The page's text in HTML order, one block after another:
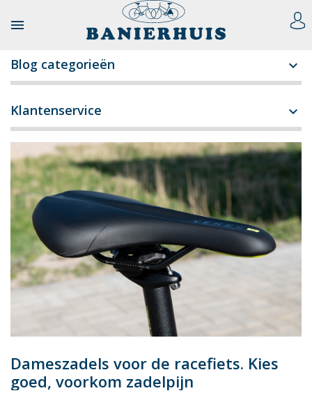

Blog categorieën 
Klantenservice 
Dameszadels voor de racefiets. Kies
goed, voorkom zadelpijn